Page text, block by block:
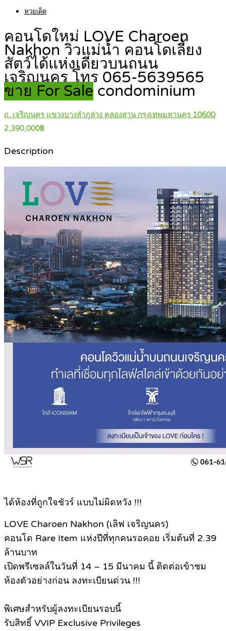
หวยเด็ด
คอนโดใหม่ LOVE Charoen
Nakhon วิวแม่น้ำ คอนโดเลี้ยง
สัตว์ได้แห่งเดียวบนถนน
เจริญนคร โทร 065-5639565
ขาย For Sale condominium
ถ. เจริญนคร แขวงบางลำภูล่าง คลองสาน กรุงเทพมหานคร 10600
2,390,000฿
Description
ได้ห้องที่ถูกใจชัวร์ แบบไม่ผิดหวัง !!!
LOVE Charoen Nakhon (เลิฟ เจริญนคร)
คอนโด Rare Item แห่งปีที่ทุกคนรอคอย เริ่มต้นที่ 2.39
ล้านบาท
เปิดพรีเซลล์ในวันที่ 14 – 15 มีนาคม นี้ ติดต่อเข้าชม
ห้องตัวอย่างก่อน ลงทะเบียนด่วน !!!
พิเศษสำหรับผู้ลงทะเบียนรอบนี้
รับสิทธิ์ VVIP Exclusive Privileges